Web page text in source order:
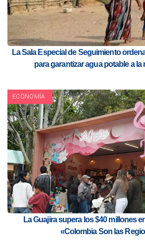
La Sala Especial de Seguimiento
para garantizar agua potable a la
ECONOMÍA
La Guajira supera los $40 millones
«Colombia Son las